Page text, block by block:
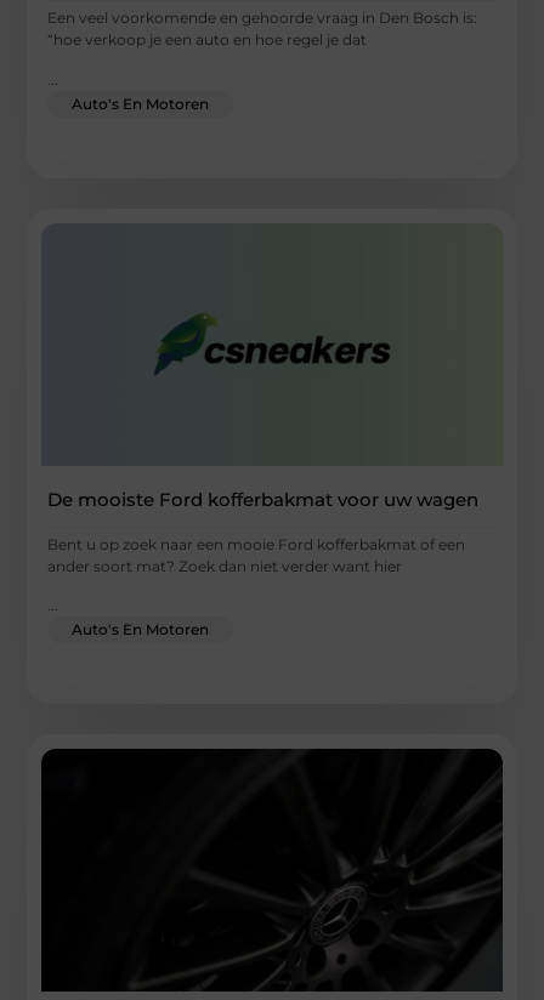
Een veel voorkomende en gehoorde vraag in Den Bosch is:
“hoe verkoop je een auto en hoe regel je dat
Auto's En Motoren
De mooiste Ford kofferbakmat voor uw wagen
Bent u op zoek naar een mooie Ford kofferbakmat of een
ander soort mat? Zoek dan niet verder want hier
...
Auto's En Motoren